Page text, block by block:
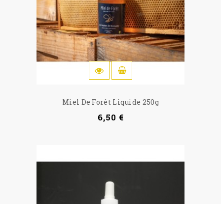
Miel De Forêt Liquide 250g
6,50 €